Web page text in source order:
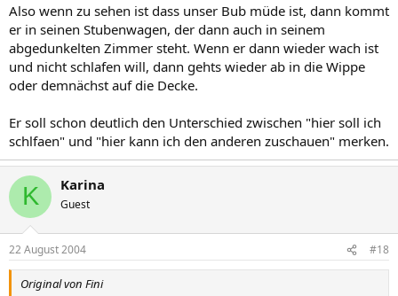
Also wenn zu sehen ist dass unser Bub müde ist, dann kommt
er in seinen Stubenwagen, der dann auch in seinem
abgedunkelten Zimmer steht. Wenn er dann wieder wach ist
und nicht schlafen will, dann gehts wieder ab in die Wippe
oder demnächst auf die Decke.
Er soll schon deutlich den Unterschied zwischen "hier soll ich
schlfaen" und "hier kann ich den anderen zuschauen" merken.
K Karina
Guest
22 August 2004 #18
Original von Fini